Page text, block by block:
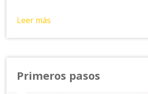
Leer más
Primeros pasos